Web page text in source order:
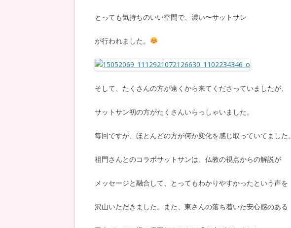
とっても気持ちのいい空間で、濃い〜サットサン
が行われました。
そして、たくさんの方が遠くから来てくださっていましたが、
サットサン初の方がたくさんいらっしゃいました。
毎回ですが、ほとんどの方が何か変化を感じ取っていてました。
祖門さんとのコラボサットサンは、仏教の視点からの解説が
メッセージと融合して、とってもわかりやすかったという声を
沢山いただきました。また、東さんの落ち着いた安心感のある